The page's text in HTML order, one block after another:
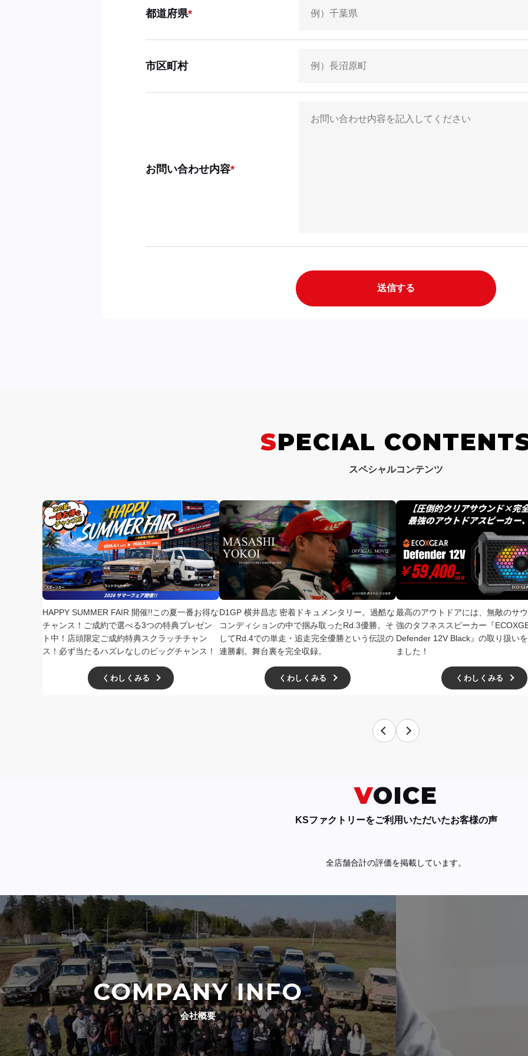
都道府県
市区町村
お問い合わせ内容
SPECIAL
スペシャルコンテンツ
HAPPY SUMMER FAIR 開催!!この夏一番お得な
チャンス！ご成約で選べる3つの特典プレゼン
ト中！店頭限定ご成約特典スクラッチチャン
ス！必ず当たるハズレなしのビッグチャンス！
くわしくみる
D1GP 横井昌志 密着ドキュメンタリー。過酷な
コンディションの中で掴み取ったRd.3優勝。そ
してRd.4での単走・追走完全優勝という伝説の
連勝劇。舞台裏を完全収録。
くわしくみる
最高のアウトドアには、無敵のサ
強のタフネススピーカー『
Defender 12V Black』の取り扱い
ました！
くわしくみる
VOICE
KSファクトリーをご利用いただいたお客様の声
全店舗合計の評価を掲載しています。
COMPANY INFO
会社概要